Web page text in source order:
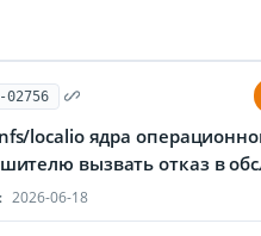
02756
localio ядра
вызвать отказ в
2026-06-18